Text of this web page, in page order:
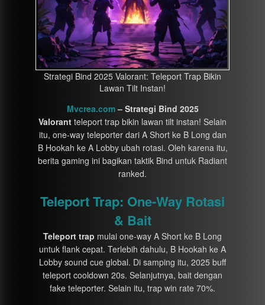
Strategi Bind 2025 Valorant: Teleport Trap Bikin
Lawan Tilt Instan!
Mvcrea.com– Strategi Bind 2025
Valorant teleport trap bikin lawan tilt instan! Selain
itu, one-way teleporter dari A Short ke B Long dan
B Hookah ke A Lobby ubah rotasi. Oleh karena itu,
berita gaming ini bagikan taktik Bind untuk Radiant
ranked.
Teleport Trap: One-Way Rotasi
& Bait
Teleport trap mulai one-way A Short ke B Long
untuk flank cepat. Terlebih dahulu, B Hookah ke A
Lobby sound cue global. Di samping itu, 2025 buff
teleport cooldown 20s. Selanjutnya, bait dengan
fake teleporter. Selain itu, trap win rate 70%.